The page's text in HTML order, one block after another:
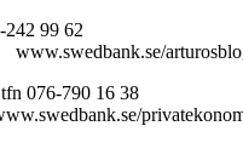
072-242 99 62
076-790 16 38